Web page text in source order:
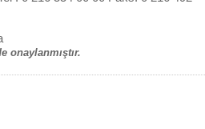
onaylanmıştır.